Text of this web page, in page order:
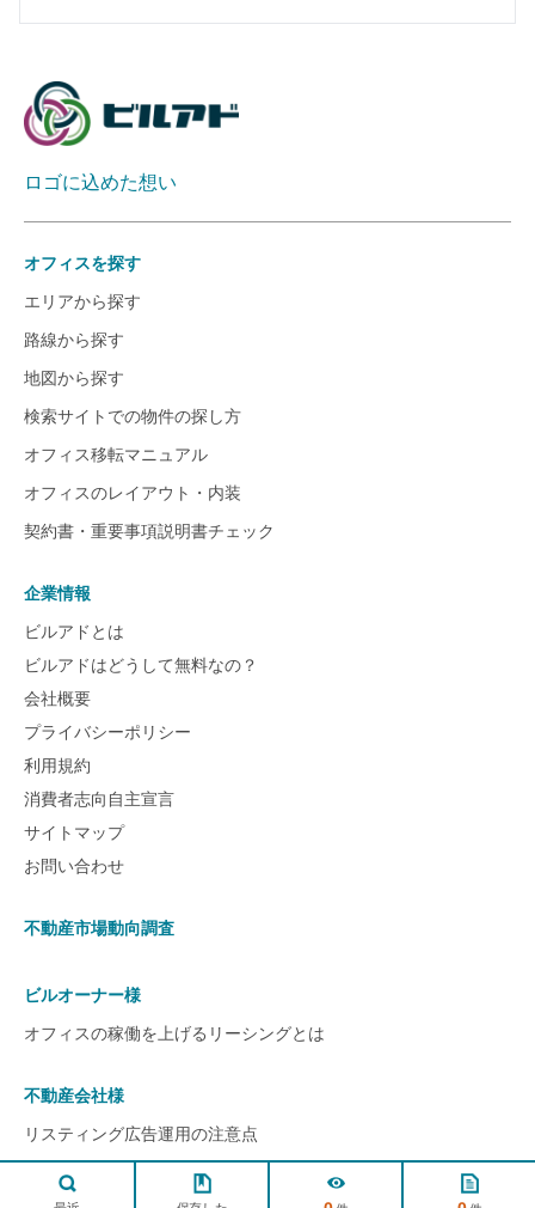
ロゴに込めた想い
オフィスを探す
エリアから探す
路線から探す
地図から探す
検索サイトでの物件の探し方
オフィス移転マニュアル
オフィスのレイアウト・内装
契約書・重要事項説明書チェック
企業情報
ビルアドとは
ビルアドはどうして無料なの？
会社概要
プライバシーポリシー
利用規約
消費者志向自主宣言
サイトマップ
お問い合わせ
不動産市場動向調査
ビルオーナー様
オフィスの稼働を上げるリーシングとは
不動産会社様
リスティング広告運用の注意点
ページ
TOPへ